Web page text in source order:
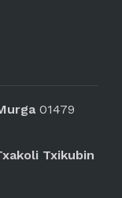
01479
Txikubin